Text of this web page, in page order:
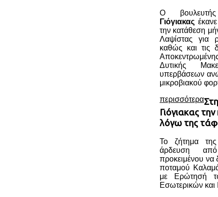
Ο
Γιόγιακας
την κατάθεση
Λαψίστας για
καθώς και τις
Δυτικής
υπερβάσεων
μικροβιακού
περισσότερα
Γιόγιακας
λόγω της
Το ζήτημα
άρδευση
προκειμένου να
ποταμού
με Ερώτησή
Εσωτερικών και